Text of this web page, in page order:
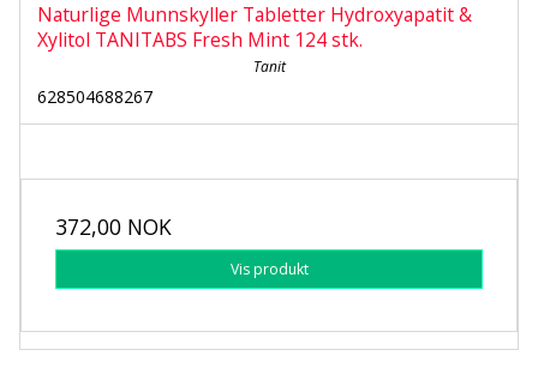
Naturlige Munnskyller Tabletter Hydroxyapatit &
Xylitol TANITABS Fresh Mint 124 stk.
Tanit
628504688267
372,00 NOK
Vis produkt